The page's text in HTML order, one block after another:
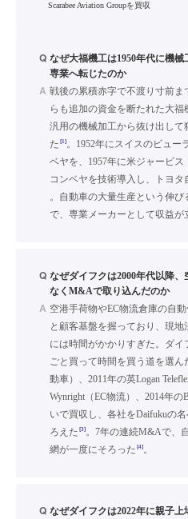
Scarabee Aviation Groupを買収
Q なぜ大福機工は1950年代に機械
専業へ転じたのか
A 戦後の累積赤字で不渡り寸前
らも追加の資金を断たれた大福
汎用の機械加工から抜け出し
た [1]。1952年にスイスのビュー
ベヤを、1957年に米ジャービス
コンベヤを技術導入し、トヨ
。自動車の大量生産という伸び
で、専業メーカーとして収益が
Q なぜダイフクは2000年代以降
なくM&Aで取り込んだのか
A 空港手荷物やEC物流倉庫の自
と顧客基盤を握っており、現地
には時間がかかりすぎた。ダ
ごと買って時間を買う道を選ん
動車）、2011年の英Logan
Wynright（EC物流）、2014年
いで買収し、各社をDaifukuの
ろえた [3]。7年の連続M&Aで、
網が一度にそろった [4]。
Q なぜダイフクは2022年に親子